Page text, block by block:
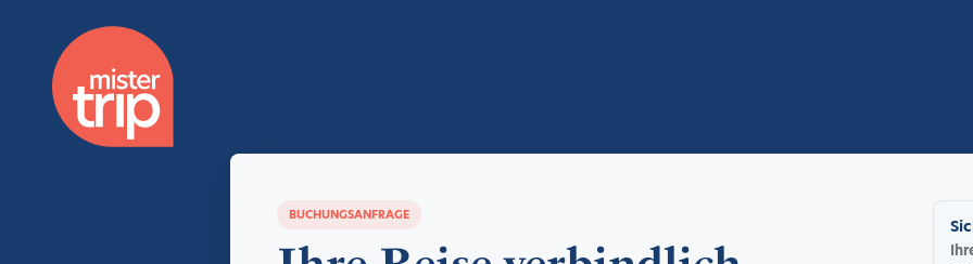
BUCHUNGSANFRAGE